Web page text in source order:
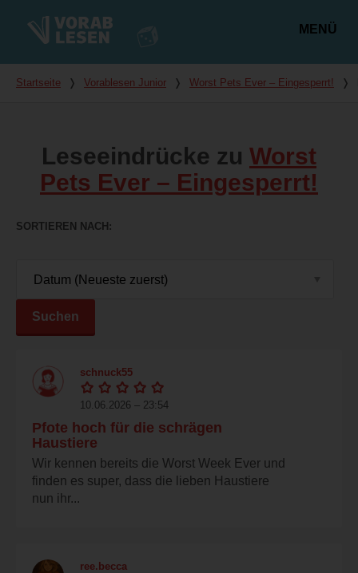
MENÜ
Du bist hier
Startseite ❭ Vorablesen Junior ❭ Worst Pets Ever – Eingesperrt! ❭
Leseeindrücke zu Worst
Pets Ever – Eingesperrt!
SORTIEREN NACH
Suchen
schnuck55
10.06.2026 – 23:54
Pfote hoch für die schrägen
Haustiere
Wir kennen bereits die Worst Week Ever und
finden es super, dass die lieben Haustiere
nun ihr...
ree.becca